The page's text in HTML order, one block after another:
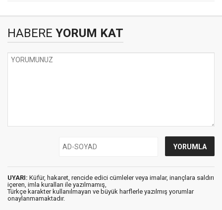
HABERE YORUM KAT
UYARI: Küfür, hakaret, rencide edici cümleler veya imalar, inançlara saldırı
içeren, imla kuralları ile yazılmamış,
Türkçe karakter kullanılmayan ve büyük harflerle yazılmış yorumlar
onaylanmamaktadır.